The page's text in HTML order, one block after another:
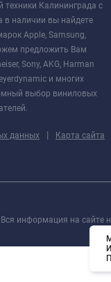
техники Калининграда с
в наличии вы найдете
Apple, Samsung,
предложить Вам
Sony, AKG, Harman
и многих
выбор виниловых
данных | Карта сайта
Вся информация на сайте